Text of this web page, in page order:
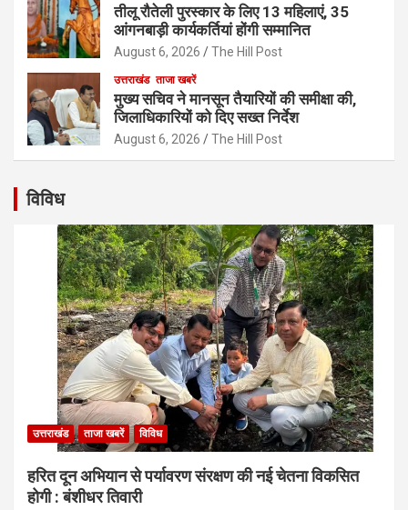
तीलू रौतेली पुरस्कार के लिए 13 महिलाएं, 35
आंगनबाड़ी कार्यकर्तियां होंगी सम्मानित
August 6, 2026 The Hill Post
उत्तराखंड ताजा खबरें
मुख्य सचिव ने मानसून तैयारियों की समीक्षा की,
जिलाधिकारियों को दिए सख्त निर्देश
August 6, 2026 The Hill Post
विविध
उत्तराखंड ताजा खबरें विविध
हरित दून अभियान से पर्यावरण संरक्षण की नई चेतना विकसित
होगी : बंशीधर तिवारी